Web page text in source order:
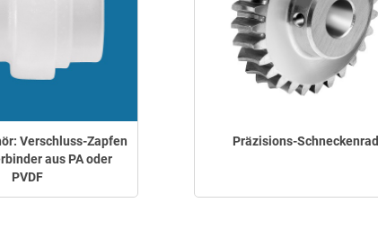
Verschluss-Zapfen
aus PA oder
PVDF
Präzisions-Schneckenrad